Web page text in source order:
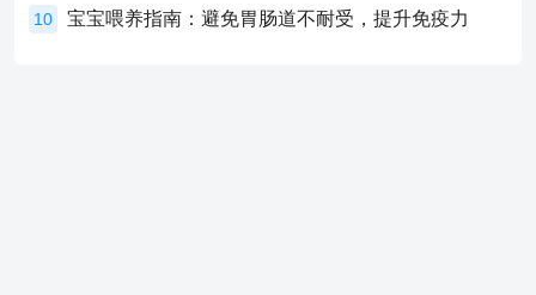
10 宝宝喂养指南：避免胃肠道不耐受，提升免疫力